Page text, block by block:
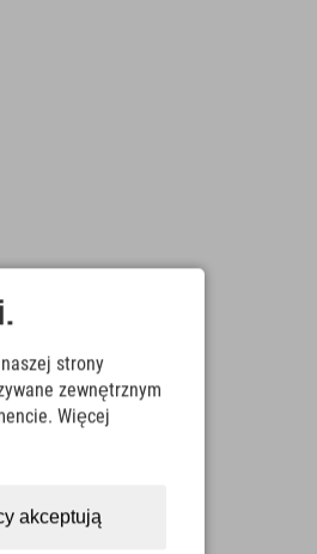
strony
zewnętrznym
Więcej
akceptują